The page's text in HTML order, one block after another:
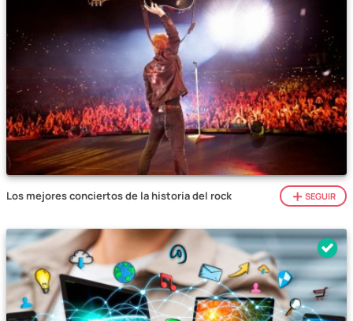
Los mejores conciertos de la historia del rock SEGUIR